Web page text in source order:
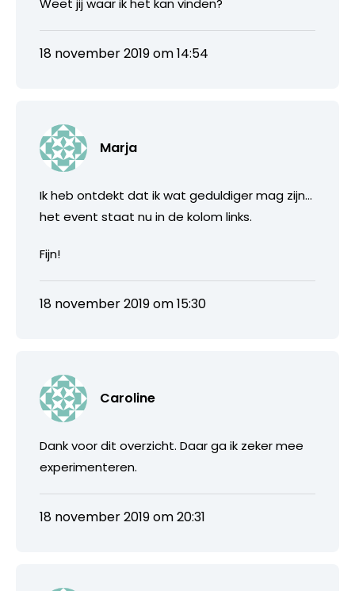
Weet jij waar ik het kan vinden?
18 november 2019 om 14:54
Marja
Ik heb ontdekt dat ik wat geduldiger mag zijn…
het event staat nu in de kolom links.
Fijn!
18 november 2019 om 15:30
Caroline
Dank voor dit overzicht. Daar ga ik zeker mee
experimenteren.
18 november 2019 om 20:31